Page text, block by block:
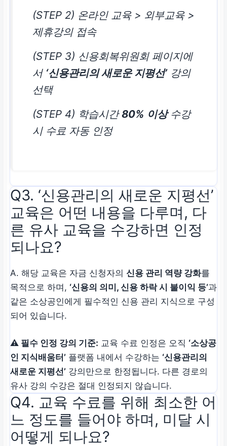
(STEP 2) 온라인 교육 > 외부교육 >
제휴강의 접속
(STEP 3) 신용회복위원회 페이지에
서 ‘신용관리의 새로운 지평선’강의
선택
(STEP 4) 학습시간80% 이상수강
시 수료 자동 인정
Q3. ‘신용관리의 새로운 지평선’
교육은 어떤 내용을 다루며, 다
른 유사 교육을 수강하면 인정
되나요?
A. 해당 교육은 자금 신청자의 신용 관리 역량 강화를
목적으로 하며, ‘신용의 의미, 신용 하락 시 불이익 등’과
같은 소상공인에게 필수적인 신용 관리 지식으로 구성
되어 있습니다.
⚠️ 필수 인정 강의 기준: 교육 수료 인정은 오직 ‘소상공
인 지식배움터’ 플랫폼 내에서 수강하는 ‘신용관리의
새로운 지평선’ 강의만으로 한정됩니다. 다른 경로의
유사 강의 수강은 절대 인정되지 않습니다.
Q4. 교육 수료를 위해 최소한 어
느 정도를 들어야 하며, 미달 시
어떻게 되나요?